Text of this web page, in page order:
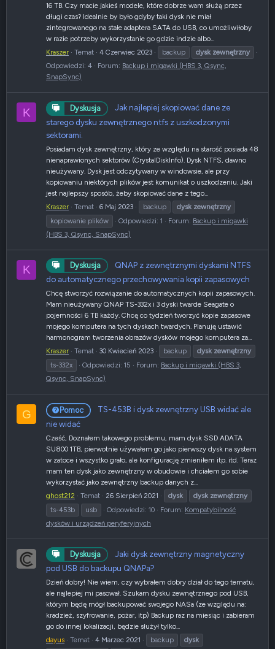
16 TB. Czy macie jakieś modele, które dobrze wam służą przez
długi czas? Idealnie by było gdyby taki dysk nie miał
zintegrowanego na stałe adaptera SATA do USB, co umożliwiłoby
w razie potrzeby wykorzystanie go gdzie indzie albo...
Kraszer
Temat 4 Czerwiec 2023 backup dysk zewnętrzny
Odpowiedzi: 4
Forum: Backup i migawki (HBS 3, Qsync,
SnapSync)
K Dyskusja
Jak najlepiej skopiować dane ze
starego dysku zewnętrznego ntfs z uszkodzonymi
sektorami.
Posiadam dysk zewnętrzny, który ze względu na starość posiada 48
nienaprawionych sektorów (CrystalDiskInfo). Dysk NTFS, dawno
nieużywany. Dysk jest odczytywany w windowsie, ale przy
kopiowaniu niektórych plików jest komunikat o uszkodzeniu. Jaki
jest najlepszy sposób, żeby skopiować dane z tego...
Kraszer
Temat 6 Maj 2023 backup dysk zewnętrzny
kopiowanie plików
Odpowiedzi: 1 Forum: Backup i migawki
(HBS 3, Qsync, SnapSync)
K Dyskusja
QNAP z zewnętrznymi dyskami NTFS
do automatycznego przechowywania kopii zapasowych
Chcę stworzyć rozwiązanie do automatycznych kopii zapasowych.
Mam nieużywany QNAP TS-332x i 3 dyski twarde Seagate o
pojemności 6 TB każdy. Chcę co tydzień tworzyć kopie zapasowe
mojego komputera na tych dyskach twardych. Planuję ustawić
harmonogram tworzenia obrazów dysków mojego komputera za...
Kraszer
Temat 30 Kwiecień 2023 backup dysk zewnętrzny
ts-332x
Odpowiedzi: 15 Forum: Backup i migawki (HBS 3,
Qsync, SnapSync)
G Pomoc
TS-453B i dysk zewnętrzny USB widać ale
nie widać
Cześć, Doznałem takowego problemu, mam dysk SSD ADATA
SU800 1TB, pierwotnie używałem go jako pierwszy dysk na system
w zatoce i wszystko grało, ale konfigurację zmieniłem itp. itd. Teraz
mam ten dysk jako zewnętrzny w obudowie i chciałem go sobie
wykorzystać jako zewnętrzny backup danych z...
ghost212
Temat 26 Sierpień 2021 dysk dysk zewnętrzny
ts-453b
usb Odpowiedzi: 10 Forum: Kompatybilność
dysków i urządzeń peryferyjnych
Dyskusja
Jaki dysk zewnętrzny magnetyczny
pod USB do backupu QNAPa?
Dzień dobry! Nie wiem, czy wybrałem dobry dział do tego tematu,
ale najlepiej mi pasował. Szukam dysku zewnętrznego pod USB,
którym będę mógł backupować swojego NASa (ze względu na:
kradzież, szyfrowanie, pożar, itp) Backup raz na miesiąc i zabieram
go do innej lokalizacji, będzie służył tylko...
dayus
Temat 4 Marzec 2021 backup
dysk